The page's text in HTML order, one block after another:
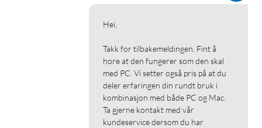
Fargedybde: 12-bit per kanal (36-bit totalt)
HDR-støtte: HDR10, HDR10+, Dolby Vision
Hei,
Takk for tilbakemeldingen. Fint å
høre at den fungerer som den skal
med PC. Vi setter også pris på at du
deler erfaringen din rundt bruk i
kombinasjon med både PC og Mac.
Ta gjerne kontakt med vår
kundeservice dersom du har